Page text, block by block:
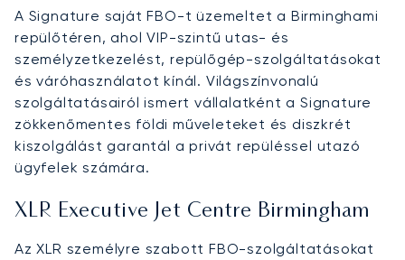
A Signature saját FBO-t üzemeltet a Birminghami
repülőtéren, ahol VIP-szintű utas- és
személyzetkezelést, repülőgép-szolgáltatásokat
és váróhasználatot kínál. Világszínvonalú
szolgáltatásairól ismert vállalatként a Signature
zökkenőmentes földi műveleteket és diszkrét
kiszolgálást garantál a privát repüléssel utazó
ügyfelek számára.
XLR Executive Jet Centre Birmingham
Az XLR személyre szabott FBO-szolgáltatásokat